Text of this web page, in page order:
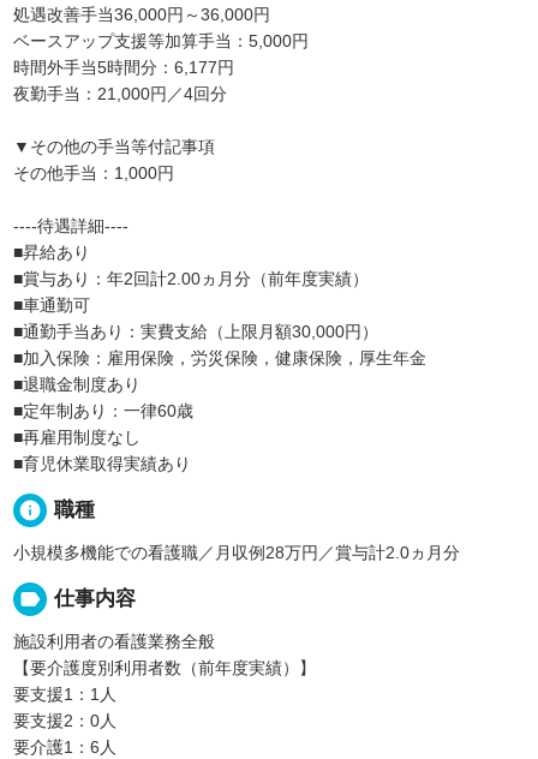
処遇改善手当36,000円～36,000円
ベースアップ支援等加算手当：5,000円
時間外手当5時間分：6,177円
夜勤手当：21,000円／4回分
▼その他の手当等付記事項
その他手当：1,000円
----待遇詳細----
■昇給あり
■賞与あり：年2回計2.00ヵ月分（前年度実績）
■車通勤可
■通勤手当あり：実費支給（上限月額30,000円）
■加入保険：雇用保険，労災保険，健康保険，厚生年金
■退職金制度あり
■定年制あり：一律60歳
■再雇用制度なし
■育児休業取得実績あり
info 職種
小規模多機能での看護職／月収例28万円／賞与計2.0ヵ月分
label 仕事内容
施設利用者の看護業務全般
【要介護度別利用者数（前年度実績）】
要支援1：1人
要支援2：0人
要介護1：6人